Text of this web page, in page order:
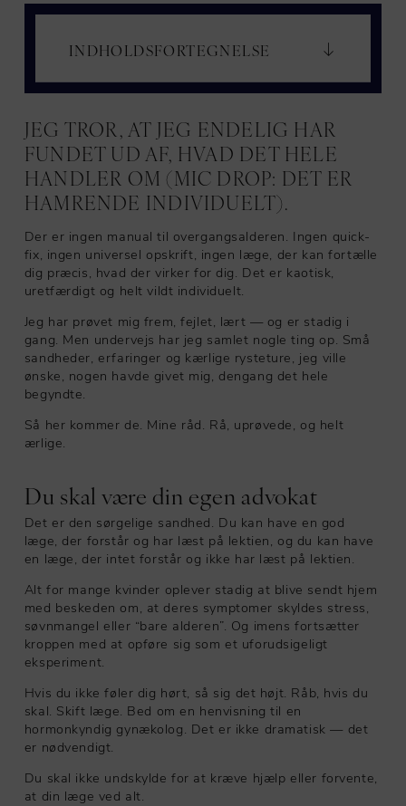
INDHOLDSFORTEGNELSE
JEG TROR, AT JEG ENDELIG HAR
FUNDET UD AF, HVAD DET HELE
HANDLER OM (MIC DROP: DET ER
HAMRENDE INDIVIDUELT).
Der er ingen manual til overgangsalderen. Ingen quick-
fix, ingen universel opskrift, ingen læge, der kan fortælle
dig præcis, hvad der virker for dig. Det er kaotisk,
uretfærdigt og helt vildt individuelt.
Jeg har prøvet mig frem, fejlet, lært — og er stadig i
gang. Men undervejs har jeg samlet nogle ting op. Små
sandheder, erfaringer og kærlige rysteture, jeg ville
ønske, nogen havde givet mig, dengang det hele
begyndte.
Så her kommer de. Mine råd. Rå, uprøvede, og helt
ærlige.
Du skal være din egen advokat
Det er den sørgelige sandhed. Du kan have en god
læge, der forstår og har læst på lektien, og du kan have
en læge, der intet forstår og ikke har læst på lektien.
Alt for mange kvinder oplever stadig at blive sendt hjem
med beskeden om, at deres symptomer skyldes stress,
søvnmangel eller “bare alderen”. Og imens fortsætter
kroppen med at opføre sig som et uforudsigeligt
eksperiment.
Hvis du ikke føler dig hørt, så sig det højt. Råb, hvis du
skal. Skift læge. Bed om en henvisning til en
hormonkyndig gynækolog. Det er ikke dramatisk — det
er nødvendigt.
Du skal ikke undskylde for at kræve hjælp eller forvente,
at din læge ved alt.